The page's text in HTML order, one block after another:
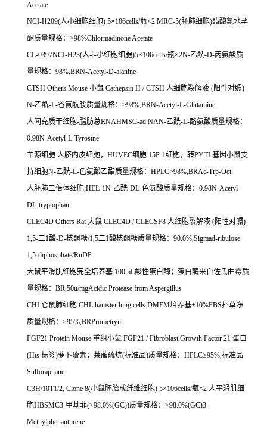
Acetate
NCI-H209(人小细胞细胞) 5×106cells/瓶×2 MRC-5(胚肺细胞)醋酸氯地孕
酮质量规格： >98%Chlormadinone Acetate
CL-0397NCI-H23(人非小细胞细胞)5×106cells/瓶×2N-乙酰-D-丙氨酸质
量规格： 98%,BRN-Acetyl-D-alanine
CTSH Others Mouse 小鼠 Cathepsin H / CTSH 人细胞裂解液 (阳性对照)
N-乙酰-L-谷氨酰胺质量规格： >98%,BRN-Acetyl-L-Glutamine
人间充质干细胞-脂肪总RNAHMSC-ad NAN-乙酰-L-酪氨酸质量规格：
0.98N-Acetyl-L-Tyrosine
羊源细胞 人脐内皮细胞， HUVEC细胞 15P-1细胞，转PYTL基因小鼠支
持细胞N-乙酰-L-色氨酸乙酯质量规格： HPLC>98%,BRAc-Trp-Oet
人胚肺二倍体细胞;HEL-1N-乙酰-DL-色氨酸质量规格： 0.98N-Acetyl-
DL-tryptophan
CLEC4D Others Rat大鼠 CLEC4D / CLECSF8 人细胞裂解液 (阳性对照)
1,5-二1酸-D-核酮糖/1,5二1酸核酮糖质量规格： 90.0%,Sigmad-ribulose
1,5-diphosphate/RuDP
大鼠平滑肌细胞完全培养基 100mL酸性蛋白酶；蛋白酶来自佐氏曲霉质
量规格： BR,50u/mgAcidic Protease from Aspergillus
CHL仓鼠肺细胞 CHL hamster lung cells DMEM培养基+10%FBS扑草净
质量规格： >95%,BRPrometryn
FGF21 Protein Mouse 重组小鼠 FGF21 / Fibroblast Growth Factor 21 蛋白
(His 标签)萝卜硫素；莱菔硫烷(标准品)质量规格： HPLC≥95%,标准品
Sulforaphane
C3H/10T1/2, Clone 8(小鼠胚胎成纤维细胞) 5×106cells/瓶×2 人平滑肌细
胞HBSMC3-甲基菲(>98.0%(GC))质量规格： >98.0%(GC)3-
Methylphenanthrene